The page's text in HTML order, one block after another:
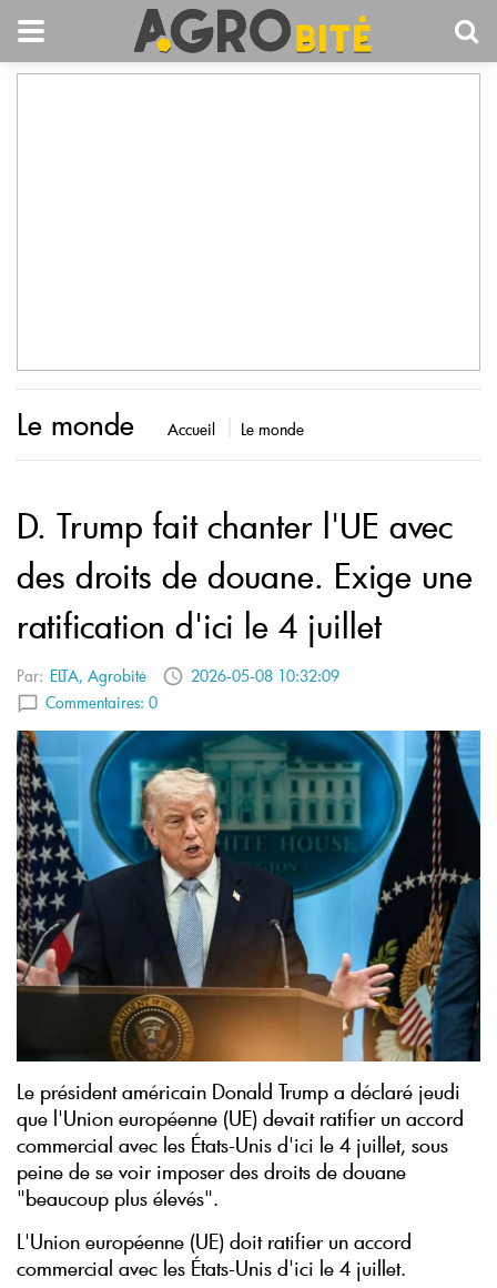
Le monde Accueil Le monde
D. Trump fait chanter l'UE avec
des droits de douane. Exige une
ratification d'ici le 4 juillet
Par: ELTA, Agrobitė
2026-05-08 10:32:09
Commentaires: 0
Le président américain Donald Trump a déclaré jeudi
que l'Union européenne (UE) devait ratifier un accord
commercial avec les États-Unis d'ici le 4 juillet, sous
peine de se voir imposer des droits de douane
"beaucoup plus élevés".
L'Union européenne (UE) doit ratifier un accord
commercial avec les États-Unis d'ici le 4 juillet.